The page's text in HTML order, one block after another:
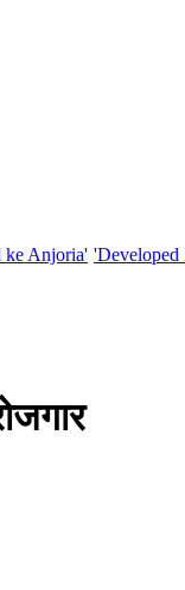
ke Anjoria' 'Developed